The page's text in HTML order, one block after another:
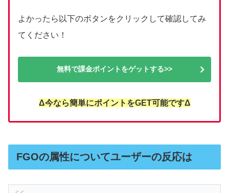
よかったら以下のボタンをクリックして確認してみ
てください！
無料で課金ポイントをゲットする>>
Δ今なら簡単にポイントをGET可能ですΔ
FGOの属性についてユーザーの反応は